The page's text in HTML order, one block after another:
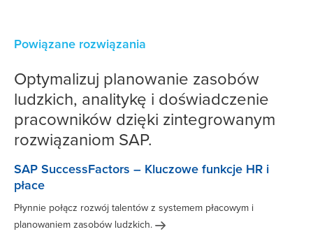
Powiązane rozwiązania
Optymalizuj planowanie zasobów
ludzkich, analitykę i doświadczenie
pracowników dzięki zintegrowanym
rozwiązaniom SAP.
SAP SuccessFactors – Kluczowe funkcje HR i
płace
Płynnie połącz rozwój talentów z systemem płacowym i
planowaniem zasobów ludzkich.